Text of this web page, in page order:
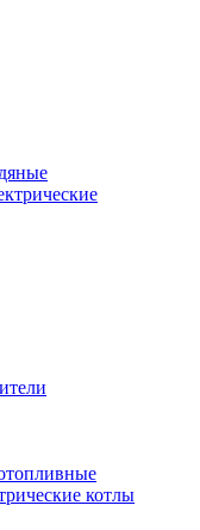
котлы